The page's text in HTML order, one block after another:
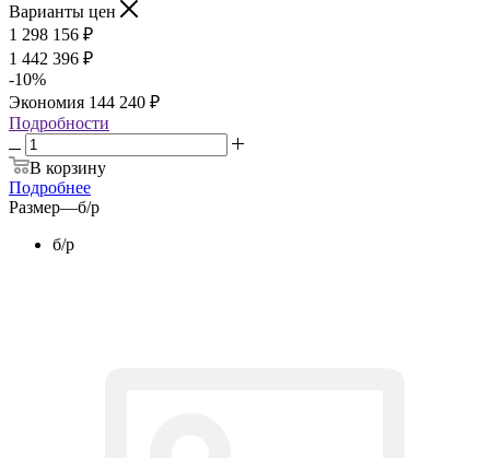
Варианты цен
1 298 156 ₽
1 442 396 ₽
-10%
Экономия 144 240 ₽
Подробности
В корзину
Подробнее
Размер—б/р
б/р